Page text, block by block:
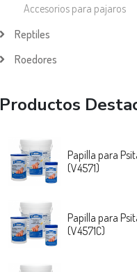
Accesorios para pajaros
Reptiles
Roedores
Productos
Papilla para
(V4571)
Papilla para
(V4571C)